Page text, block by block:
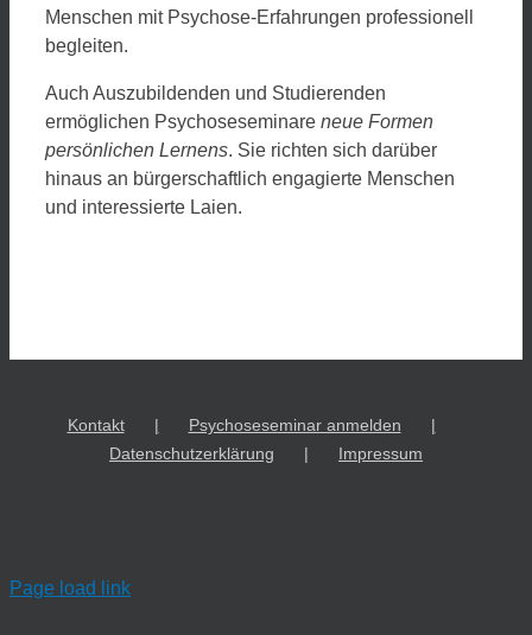
Menschen mit Psychose-Erfahrungen professionell
begleiten.
Auch Auszubildenden und Studierenden
ermöglichen Psychoseseminare neue Formen
persönlichen Lernens. Sie richten sich darüber
hinaus an bürgerschaftlich engagierte Menschen
und interessierte Laien.
Kontakt
Psychoseseminar anmelden
Datenschutzerklärung
Impressum
Page load link